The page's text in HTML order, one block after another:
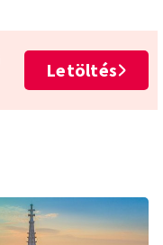
Letöltés